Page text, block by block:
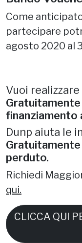
Come
partecipare
agosto 2020 al
Vuoi
Gratuitamente
finanziamento
Dunp aiuta le
perduto.
Richiedi
qui.
CLICCA QUI